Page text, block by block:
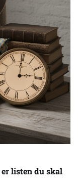
er listen du skal